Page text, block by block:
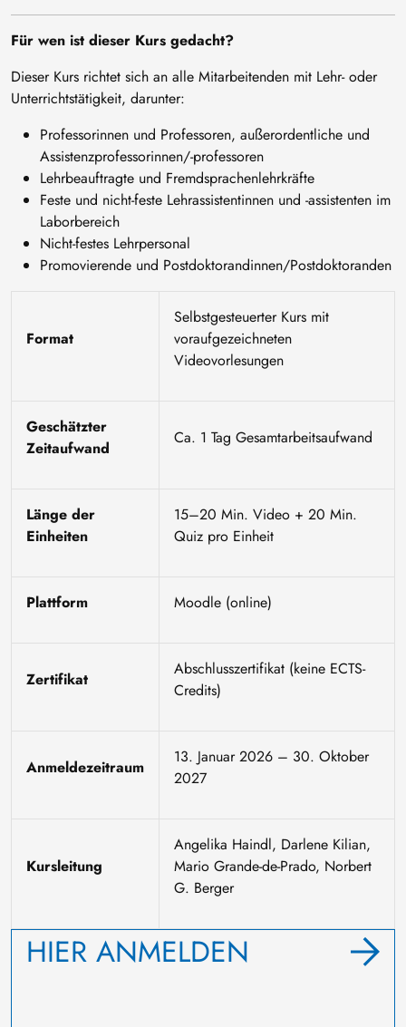
Für wen ist dieser Kurs gedacht?
Dieser Kurs richtet sich an alle Mitarbeitenden mit Lehr- oder
Unterrichtstätigkeit, darunter:
Professorinnen und Professoren, außerordentliche und
Assistenzprofessorinnen/-professoren
Lehrbeauftragte und Fremdsprachenlehrkräfte
Feste und nicht-feste Lehrassistentinnen und -assistenten im
Laborbereich
Nicht-festes Lehrpersonal
Promovierende und Postdoktorandinnen/Postdoktoranden
Format
Selbstgesteuerter Kurs mit
voraufgezeichneten
Videovorlesungen
Geschätzter
Zeitaufwand
Ca. 1 Tag Gesamtarbeitsaufwand
Länge der
Einheiten
15–20 Min. Video + 20 Min.
Quiz pro Einheit
Plattform Moodle (online)
Zertifikat
Abschlusszertifikat (keine ECTS-
Credits)
Anmeldezeitraum
13. Januar 2026 – 30. Oktober
2027
Kursleitung
Angelika Haindl, Darlene Kilian,
Mario Grande-de-Prado, Norbert
G. Berger
HIER ANMELDEN